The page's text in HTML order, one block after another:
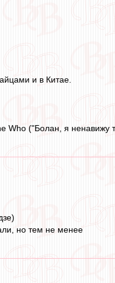
и в Китае.
("Болан, я ненавижу
но тем не менее